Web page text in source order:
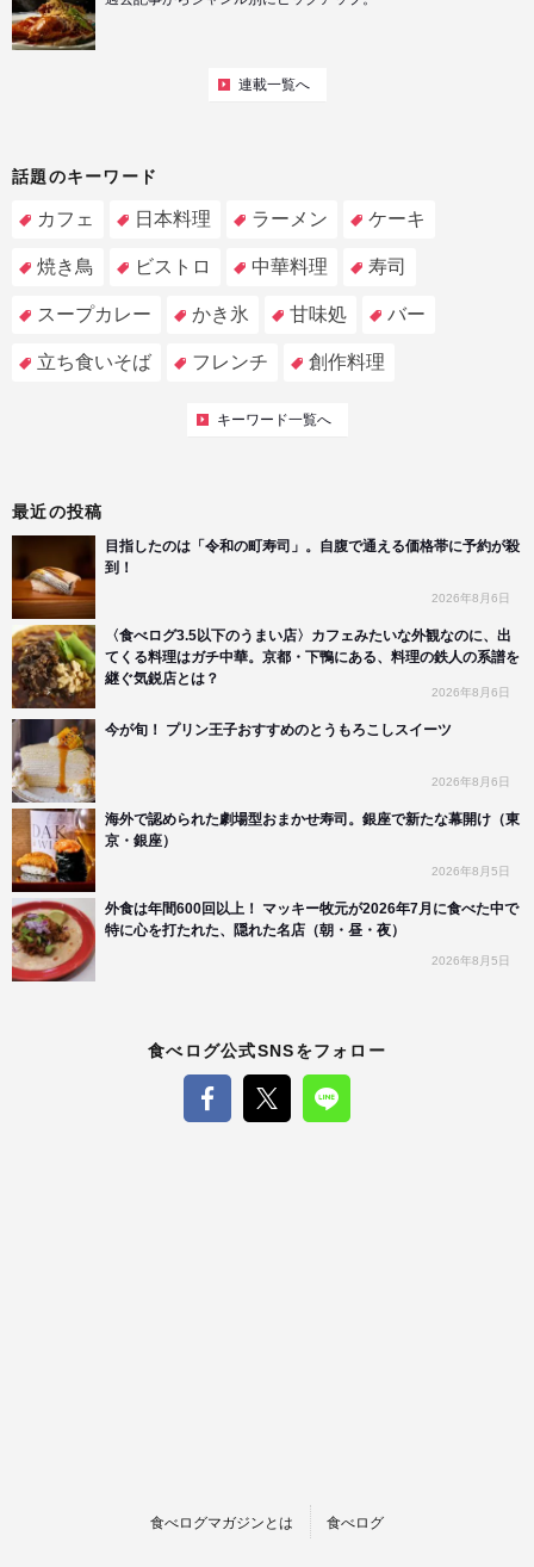
連載一覧へ
話題のキーワード
カフェ 日本料理 ラーメン ケーキ
焼き鳥 ビストロ 中華料理 寿司
スープカレー かき氷 甘味処 バー
立ち食いそば フレンチ 創作料理
キーワード一覧へ
最近の投稿
目指したのは「令和の町寿司」。自腹で通える価格帯に予約が殺
到！
2026年8月6日
〈食べログ3.5以下のうまい店〉カフェみたいな外観なのに、出
てくる料理はガチ中華。京都・下鴨にある、料理の鉄人の系譜を
継ぐ気鋭店とは？
2026年8月6日
今が旬！ プリン王子おすすめのとうもろこしスイーツ
2026年8月6日
海外で認められた劇場型おまかせ寿司。銀座で新たな幕開け（東
京・銀座）
2026年8月5日
外食は年間600回以上！ マッキー牧元が2026年7月に食べた中で
特に心を打たれた、隠れた名店（朝・昼・夜）
2026年8月5日
食べログ公式SNSをフォロー
食べログマガジンとは 食べログ